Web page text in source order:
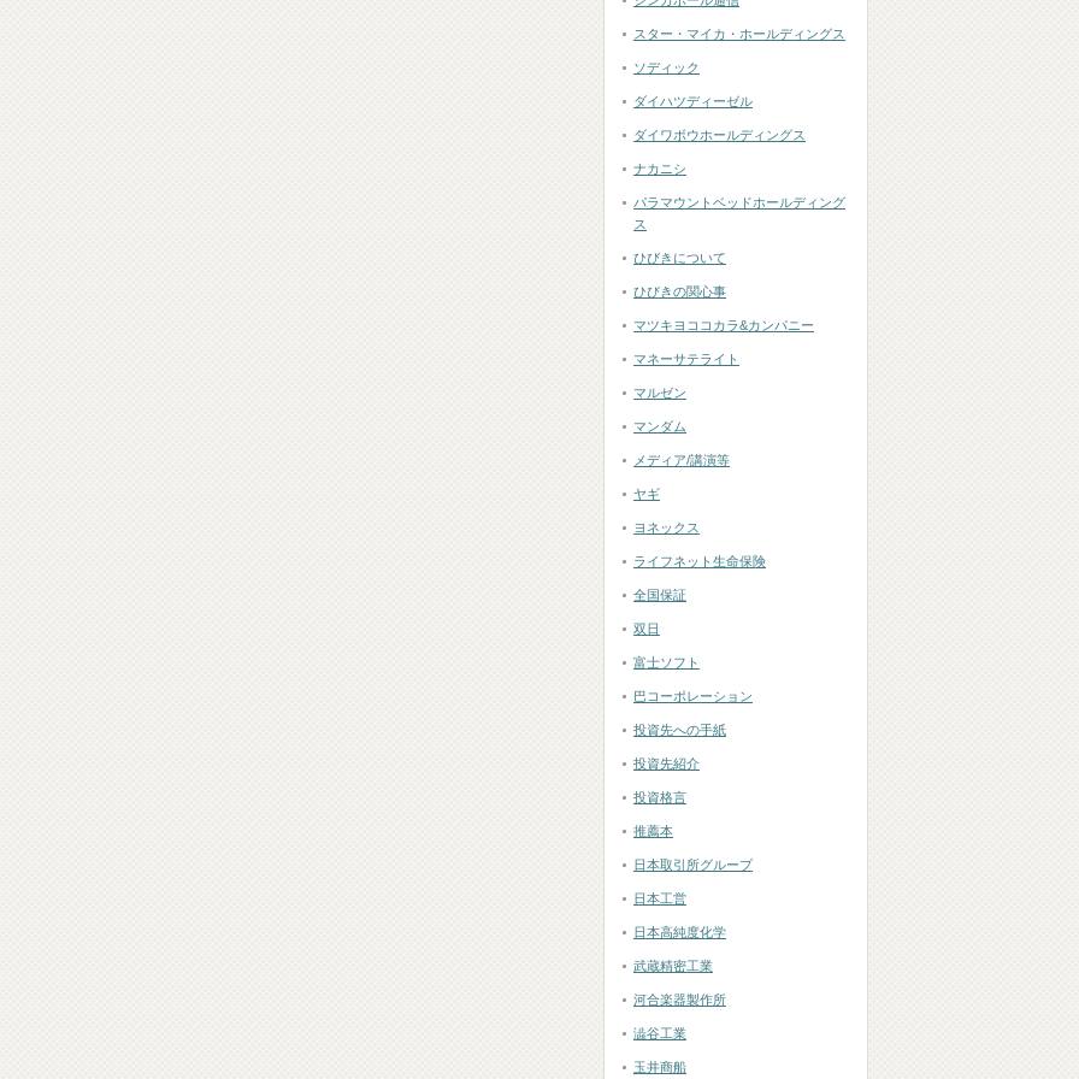
スター・マイカ・ホールディングス
ソディック
ダイハツディーゼル
ダイワボウホールディングス
ナカニシ
パラマウントベッドホールディング
ス
ひびきについて
ひびきの関心事
マツキヨココカラ&カンパニー
マネーサテライト
マルゼン
マンダム
メディア/講演等
ヤギ
ヨネックス
ライフネット生命保険
全国保証
双日
富士ソフト
巴コーポレーション
投資先への手紙
投資先紹介
投資格言
推薦本
日本取引所グループ
日本工営
日本高純度化学
武蔵精密工業
河合楽器製作所
澁谷工業
玉井商船